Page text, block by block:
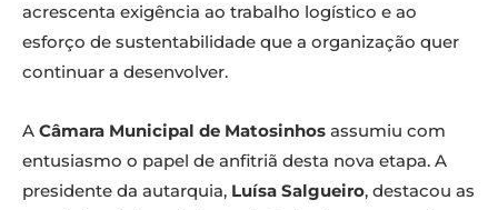
acrescenta exigência ao trabalho logístico e ao
esforço de sustentabilidade que a organização quer
continuar a desenvolver.
A Câmara Municipal de Matosinhos assumiu com
entusiasmo o papel de anfitriã desta nova etapa. A
presidente da autarquia, Luísa Salgueiro, destacou as